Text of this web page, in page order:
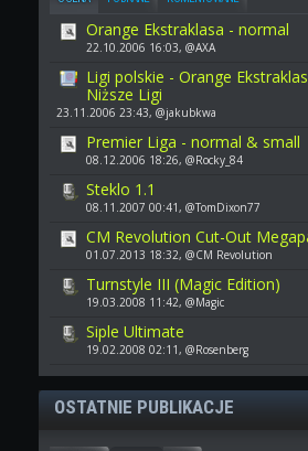
Orange Ekstraklasa - normal
22.10.2006 16:03, @AXA
Ligi polskie - Orange
Niższe Ligi
23.11.2006 23:43, @jakubkwa
Premier Liga - normal & small
08.12.2006 18:26, @Rocky_84
Steklo 1.1
08.11.2007 00:41, @TomDixon77
CM Revolution Cut-Out
01.07.2013 18:32, @CM Revolution
Turnstyle III (Magic Edition)
19.03.2008 11:42, @Magic
Siple Ultimate
19.02.2008 02:11, @Rosenberg
OSTATNIE PUBLIKACJE